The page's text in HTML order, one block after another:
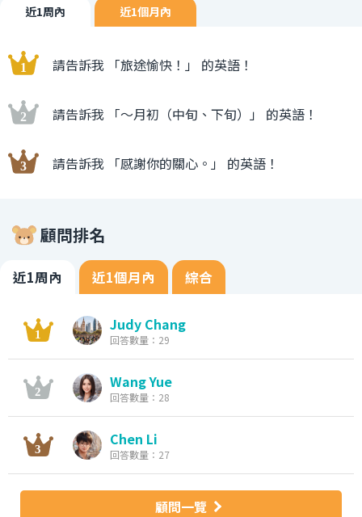
近1周內 近1個月內
請告訴我 「旅途愉快！」 的英語！
請告訴我 「〜月初（中旬、下旬）」 的英語！
請告訴我 「感謝你的關心。」 的英語！
顧問排名
近1周內 近1個月內 綜合
Judy Chang
回答數量：29
Wang Yue
回答數量：28
Chen Li
回答數量：27
顧問一覽